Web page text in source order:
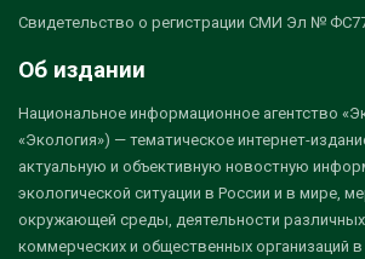
Свидетельство о регистрации СМИ Эл №
Об издании
Национальное информационное агентство
«Экология») — тематическое интернет-
актуальную и объективную новостную
экологической ситуации в России и в мире,
окружающей среды, деятельности различных
коммерческих и общественных организаций